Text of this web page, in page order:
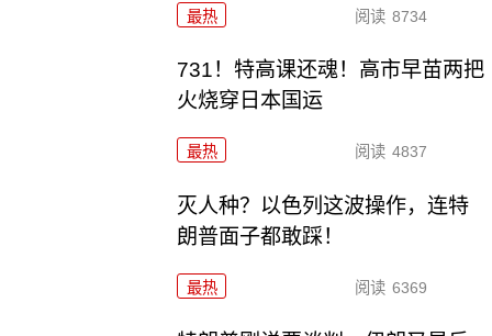
最热 阅读 8734
731！特高课还魂！高市早苗两把
火烧穿日本国运
最热 阅读 4837
灭人种？以色列这波操作，连特
朗普面子都敢踩！
最热 阅读 6369